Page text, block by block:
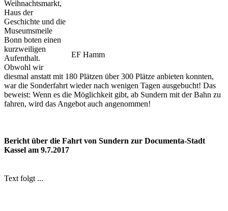
EF Hamm
Weihnachtsmarkt,
Haus der
Geschichte und die
Museumsmeile
Bonn boten einen
kurzweiligen
Aufenthalt.
Obwohl wir
diesmal anstatt mit 180 Plätzen über 300 Plätze anbieten konnten,
war die Sonderfahrt wieder nach wenigen Tagen ausgebucht! Das
beweist: Wenn es die Möglichkeit gibt, ab Sundern mit der Bahn zu
fahren, wird das Angebot auch angenommen!
Bericht über die Fahrt von Sundern zur Documenta-Stadt
Kassel am 9.7.2017
Text folgt ...